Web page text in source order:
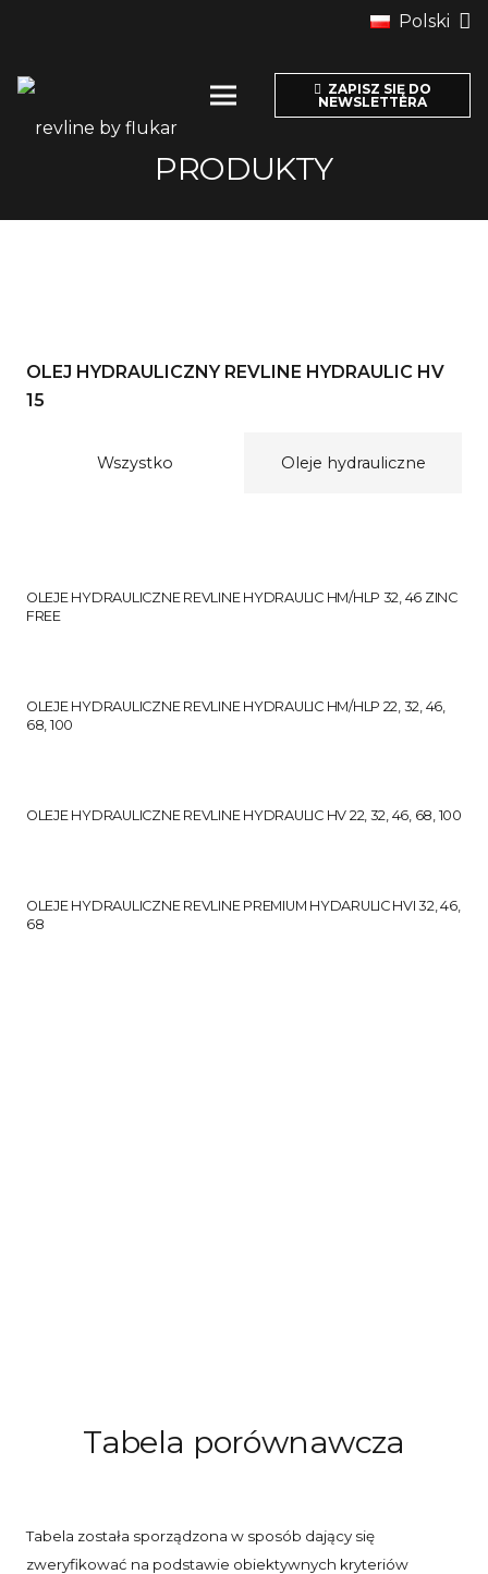
Polski
ZAPISZ SIĘ DO
NEWSLETTERA
PRODUKTY
OLEJ HYDRAULICZNY REVLINE HYDRAULIC HV
15
Wszystko Oleje hydrauliczne
OLEJE HYDRAULICZNE REVLINE HYDRAULIC HM/HLP 32, 46 ZINC
FREE
OLEJE HYDRAULICZNE REVLINE HYDRAULIC HM/HLP 22, 32, 46,
68, 100
OLEJE HYDRAULICZNE REVLINE HYDRAULIC HV 22, 32, 46, 68, 100
OLEJE HYDRAULICZNE REVLINE PREMIUM HYDARULIC HVI 32, 46,
68
Tabela porównawcza
Tabela została sporządzona w sposób dający się
zweryfikować na podstawie obiektywnych kryteriów